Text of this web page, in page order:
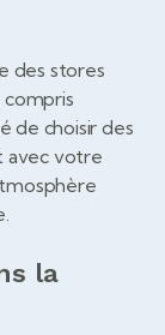
des stores
de choisir des
avec votre
la